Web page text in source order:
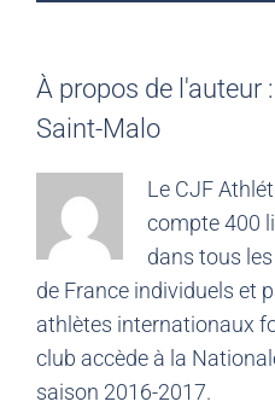
À propos de l'auteur :
Saint-Malo
Le CJF
compte 400
dans tous
de France individuels et
athlètes internationaux
club accède à la
saison 2016-2017.